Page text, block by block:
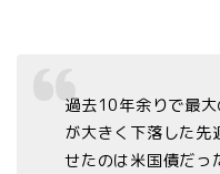
過去10年余りで最
が大きく下落した先
せたのは米国債だっ